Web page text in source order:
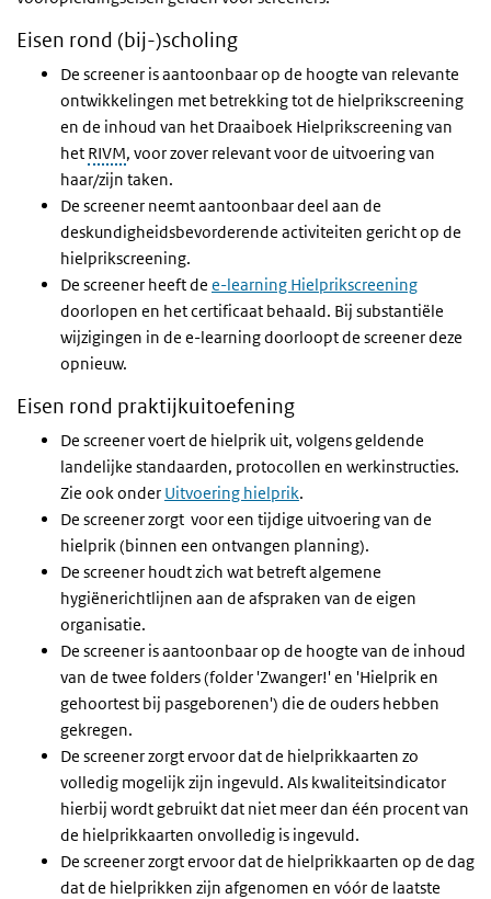
Eisen rond (bij-)scholing
De screener is aantoonbaar op de hoogte van relevante
ontwikkelingen met betrekking tot de hielprikscreening
en de inhoud van het Draaiboek Hielprikscreening van
het RIVM, voor zover relevant voor de uitvoering van
haar/zijn taken.
De screener neemt aantoonbaar deel aan de
deskundigheidsbevorderende activiteiten gericht op de
hielprikscreening.
De screener heeft de e-learning Hielprikscreening
doorlopen en het certificaat behaald. Bij substantiële
wijzigingen in de e-learning doorloopt de screener deze
opnieuw.
Eisen rond praktijkuitoefening
De screener voert de hielprik uit, volgens geldende
landelijke standaarden, protocollen en werkinstructies.
Zie ook onder Uitvoering hielprik.
De screener zorgt voor een tijdige uitvoering van de
hielprik (binnen een ontvangen planning).
De screener houdt zich wat betreft algemene
hygiënerichtlijnen aan de afspraken van de eigen
organisatie.
De screener is aantoonbaar op de hoogte van de inhoud
van de twee folders (folder 'Zwanger!' en 'Hielprik en
gehoortest bij pasgeborenen') die de ouders hebben
gekregen.
De screener zorgt ervoor dat de hielprikkaarten zo
volledig mogelijk zijn ingevuld. Als kwaliteitsindicator
hierbij wordt gebruikt dat niet meer dan één procent van
de hielprikkaarten onvolledig is ingevuld.
De screener zorgt ervoor dat de hielprikkaarten op de dag
dat de hielprikken zijn afgenomen en vóór de laatste